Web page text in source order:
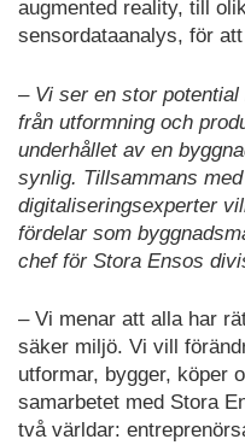
augmented reality, till
sensordataanalys, för
– Vi ser en stor
från utformning och
underhållet av en
synlig. Tillsammans
digitaliseringsexperter
fördelar som
chef för Stora Ensos
– Vi menar att alla har
säker miljö. Vi vill
utformar, bygger, köper
samarbetet med Stora
två världar: